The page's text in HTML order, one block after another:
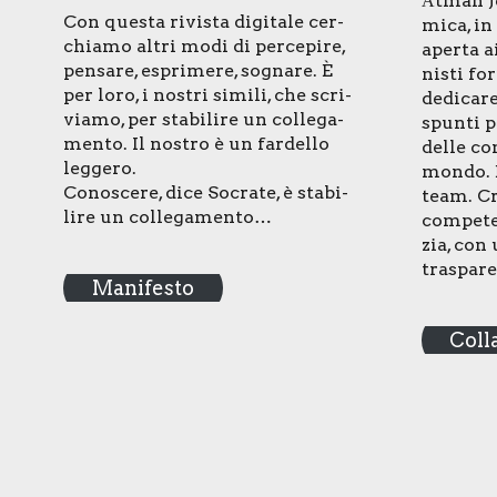
Con que­sta rivi­sta digi­ta­le cer­
chia­mo altri modi di per­ce­pi­re,
pen­sa­re, espri­me­re, sogna­re. È
per loro, i nostri simi­li, che scri­
via­mo, per sta­bi­li­re un col­le­ga­
men­to. Il nostro è un far­del­lo
leg­ge­ro.
Cono­sce­re, dice Socra­te, è sta­bi­
li­re un col­le­ga­men­to…
Manifesto
mi­ca,
aper­ta
ni­sti
spun­ti
del­le
mon­do.
team.
zia,